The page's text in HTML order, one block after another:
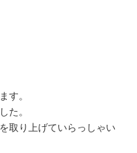
す。
た。
取り上げていらっしゃい